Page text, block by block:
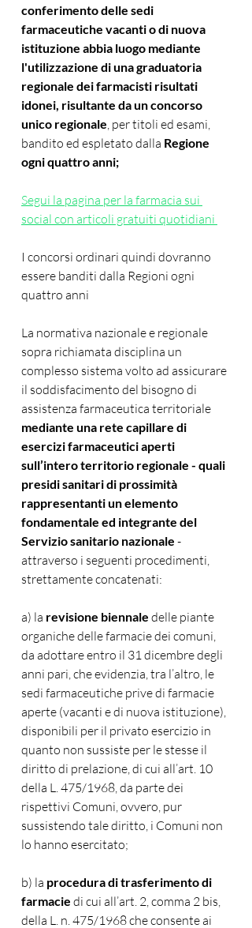
conferimento delle sedi
farmaceutiche vacanti o di nuova
istituzione abbia luogo mediante
l'utilizzazione di una graduatoria
regionale dei farmacisti risultati
idonei, risultante da un concorso
unico regionale, per titoli ed esami,
bandito ed espletato dalla Regione
ogni quattro anni;
Segui la pagina per la farmacia sui
social con articoli gratuiti quotidiani
I concorsi ordinari quindi dovranno
essere banditi dalla Regioni ogni
quattro anni
La normativa nazionale e regionale
sopra richiamata disciplina un
complesso sistema volto ad assicurare
il soddisfacimento del bisogno di
assistenza farmaceutica territoriale
mediante una rete capillare di
esercizi farmaceutici aperti
sull’intero territorio regionale - quali
presidi sanitari di prossimità
rappresentanti un elemento
fondamentale ed integrante del
Servizio sanitario nazionale -
attraverso i seguenti procedimenti,
strettamente concatenati:
a) la revisione biennale delle piante
organiche delle farmacie dei comuni,
da adottare entro il 31 dicembre degli
anni pari, che evidenzia, tra l’altro, le
sedi farmaceutiche prive di farmacie
aperte (vacanti e di nuova istituzione),
disponibili per il privato esercizio in
quanto non sussiste per le stesse il
diritto di prelazione, di cui all’art. 10
della L. 475/1968, da parte dei
rispettivi Comuni, ovvero, pur
sussistendo tale diritto, i Comuni non
lo hanno esercitato;
b) la procedura di trasferimento di
farmacie di cui all’art. 2, comma 2 bis,
della L. n. 475/1968 che consente ai